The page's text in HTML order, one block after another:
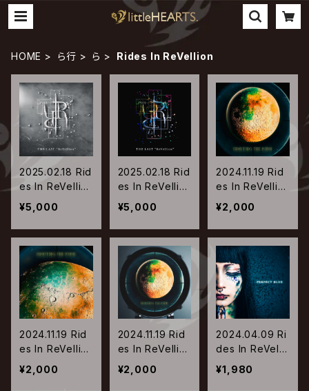
HOME ら行 ら Rides In ReVellion
2025.02.18 Rid
es In ReVellio
n / THE LAST
ReVellion【Typ
e-A】
¥5,000
2025.02.18 Rid
es In ReVellio
n / THE LAST
ReVellion【Typ
e-B】
¥5,000
2024.11.19 Rid
es In ReVellio
n / Shooting t
he MOON【Ty
pe-A】
¥2,000
2024.11.19 Rid
es In ReVellio
n / Shooting t
he MOON【Ty
¥2,000
2024.11.19 Rid
es In ReVellio
n / Shooting t
he MOON【Ty
¥2,000
2024.04.09 Ri
des In ReVelli
on / パーフェク
ト・ブルー【Typ
¥1,980